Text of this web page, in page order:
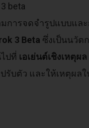
ารจดจำรูปแบบแล
3 Beta ซึ่งเป็นนวัต
ปที่ เอเย่นต์เชิงเหตุผ
ปรับตัว และให้เหตุผ